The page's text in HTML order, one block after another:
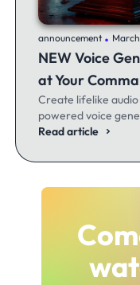
announcement .
NEW Voice
at Your
Create lifelike
powered voice
Read article